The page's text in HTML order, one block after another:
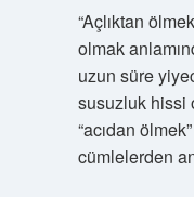
“Açlıktan
olmak
uzun süre
susuzluk hissi
“acıdan
cümlelerden